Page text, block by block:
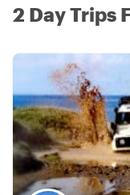
2 Day Trips